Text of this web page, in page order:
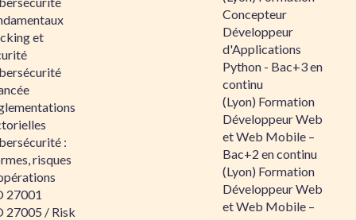
et
:
risques
27001
27005 / Risk
Concepteur
Développeur
d'Applications
Python - Bac+3 en
continu
(Lyon) Formation
Développeur Web
et Web Mobile –
Bac+2 en continu
(Lyon) Formation
Développeur Web
et Web Mobile –